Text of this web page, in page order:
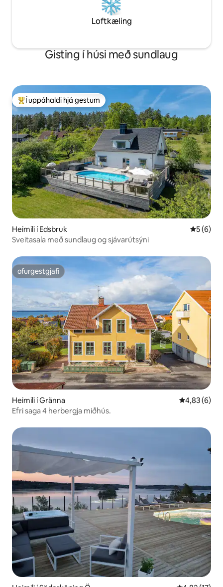
Loftkæling
Gisting í húsi með sundlaug
Í mestu uppáhaldi hjá gestum
Í uppáhaldi hjá gestum
Heimili í Edsbruk 5 af 5 í
5 (6)
Sveitasala með sundlaug og sjávarútsýni
ofurgestgjafi
ofurgestgjafi
Heimili í Gränna 4,83 af 5 í
4,83 (6)
Efri saga 4 herbergja miðhús.